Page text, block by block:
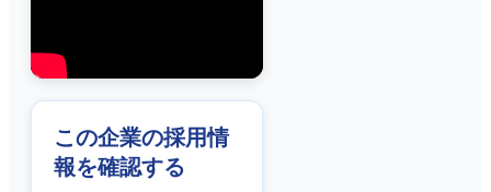
この企業の採用情
報を確認する